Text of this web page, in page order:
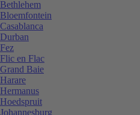
Bethlehem
Bloemfontein
Casablanca
Durban
Fez
Flic en Flac
Grand Baie
Harare
Hermanus
Hoedspruit
Johannesburg